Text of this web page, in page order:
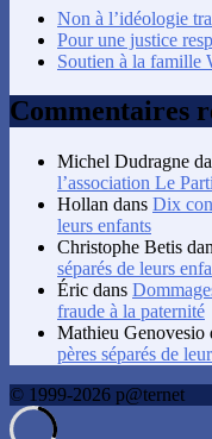
Non à l’idéologie
Pour une justice
Soutien à la famille
Commentaires
Michel Dudragne
l’association Le
Hollan dans Dix
leurs enfants
Christophe Betis
séparés de leurs
Éric dans
fraude à la paternité
Mathieu Genovesio
pères séparés de
© 1999-2026 p@ternet